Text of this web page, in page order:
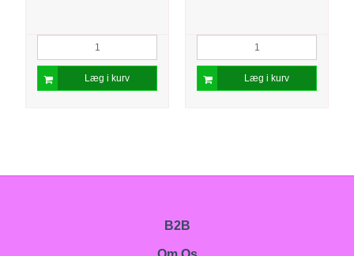
Læg i kurv Læg i kurv
B2B